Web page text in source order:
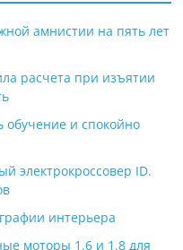
амнистии на пять лет
расчета при изъятии
обучение и спокойно
электрокроссовер ID.
интерьера
моторы 1.6 и 1.8 для